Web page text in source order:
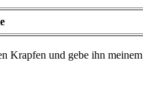
Krapfen und gebe ihn meinem